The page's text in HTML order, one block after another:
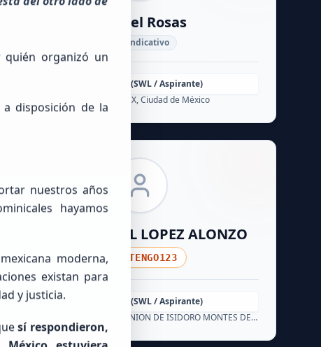
Gabriel Rosas
Sin Indicativo
Principiante (SWL / Aspirante)
México, CDMX, Ciudad de México
MIGUEL ANGEL LOPEZ ALONZO
NOTENGO123
Principiante (SWL / Aspirante)
México, GUERRERO, LA UNION DE ISIDORO MONTES DE OCA
organizó un
disposición de la
nuestros años
hayamos
moderna,
existan para
y justicia.
sí respondieron,